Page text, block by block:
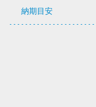
納期目安